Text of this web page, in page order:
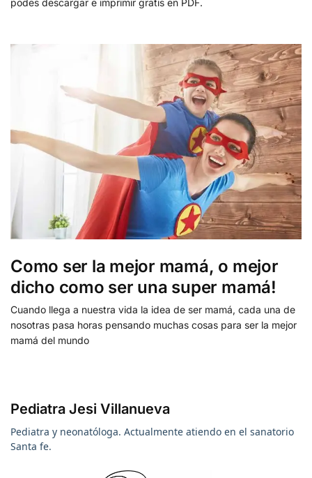
podes descargar e imprimir gratis en PDF.
Como ser la mejor mamá, o mejor
dicho como ser una super mamá!
Cuando llega a nuestra vida la idea de ser mamá, cada una de
nosotras pasa horas pensando muchas cosas para ser la mejor
mamá del mundo
Pediatra Jesi Villanueva
Pediatra y neonatóloga. Actualmente atiendo en el sanatorio
Santa fe.